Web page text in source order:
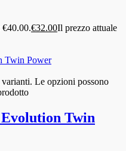
€32.00Il prezzo attuale
Le opzioni possono
Twin